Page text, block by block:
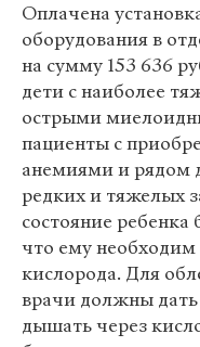
Оплачена
оборудования в
на сумму 153 636
дети с наиболее
острыми
пациенты с
анемиями и рядом
редких и тяжелых
состояние
что ему
кислорода. Для
врачи должны
дышать через